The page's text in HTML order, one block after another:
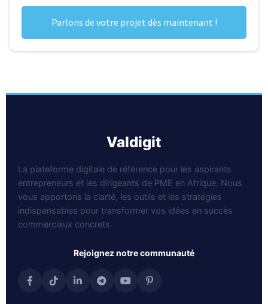
Parlons de votre projet dès maintenant !
valdigit
La plateforme digitale de référence pour les aspirants
entrepreneurs et les dirigeants de PME en Afrique. Nous
vous apportons la clarté, les outils et les stratégies
indispensables pour transformer vos idées en succès
commerciaux concrets.
rejoignez notre communauté